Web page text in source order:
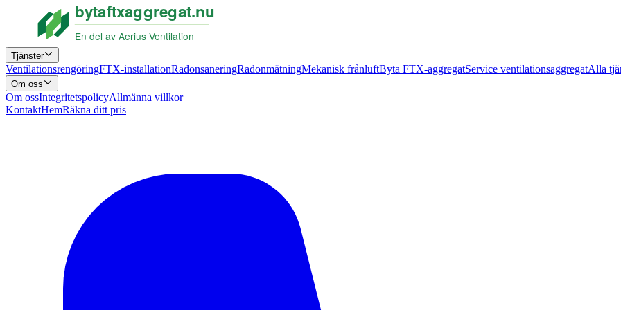
Tjänster
VentilationsrengöringFTX-installationRadonsaneringRadonmätningMekanisk frånluftByta FTX-aggregatService ventilationsaggregatAlla
Om oss
Om ossIntegritetspolicyAllmänna villkor
KontaktHemRäkna ditt pris